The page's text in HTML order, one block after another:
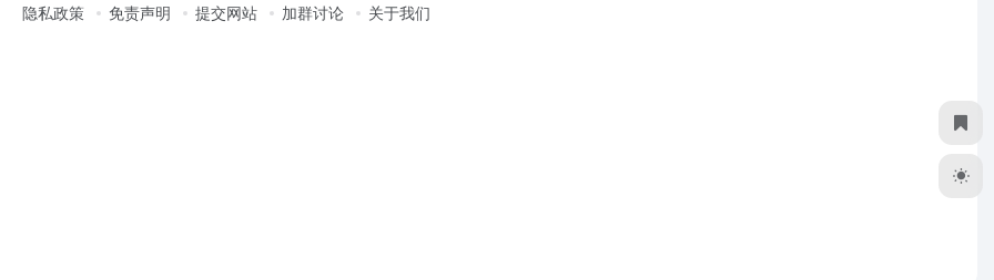
隐私政策 免责声明 提交网站 加群讨论 关于我们